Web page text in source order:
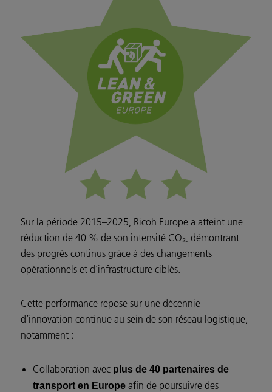
Sur la période 2015–2025, Ricoh Europe a atteint une
réduction de 40 % de son intensité CO₂, démontrant
des progrès continus grâce à des changements
opérationnels et d’infrastructure ciblés.
Cette performance repose sur une décennie
d’innovation continue au sein de son réseau logistique,
notamment :
Collaboration avec plus de 40 partenaires de
transport en Europe afin de poursuivre des